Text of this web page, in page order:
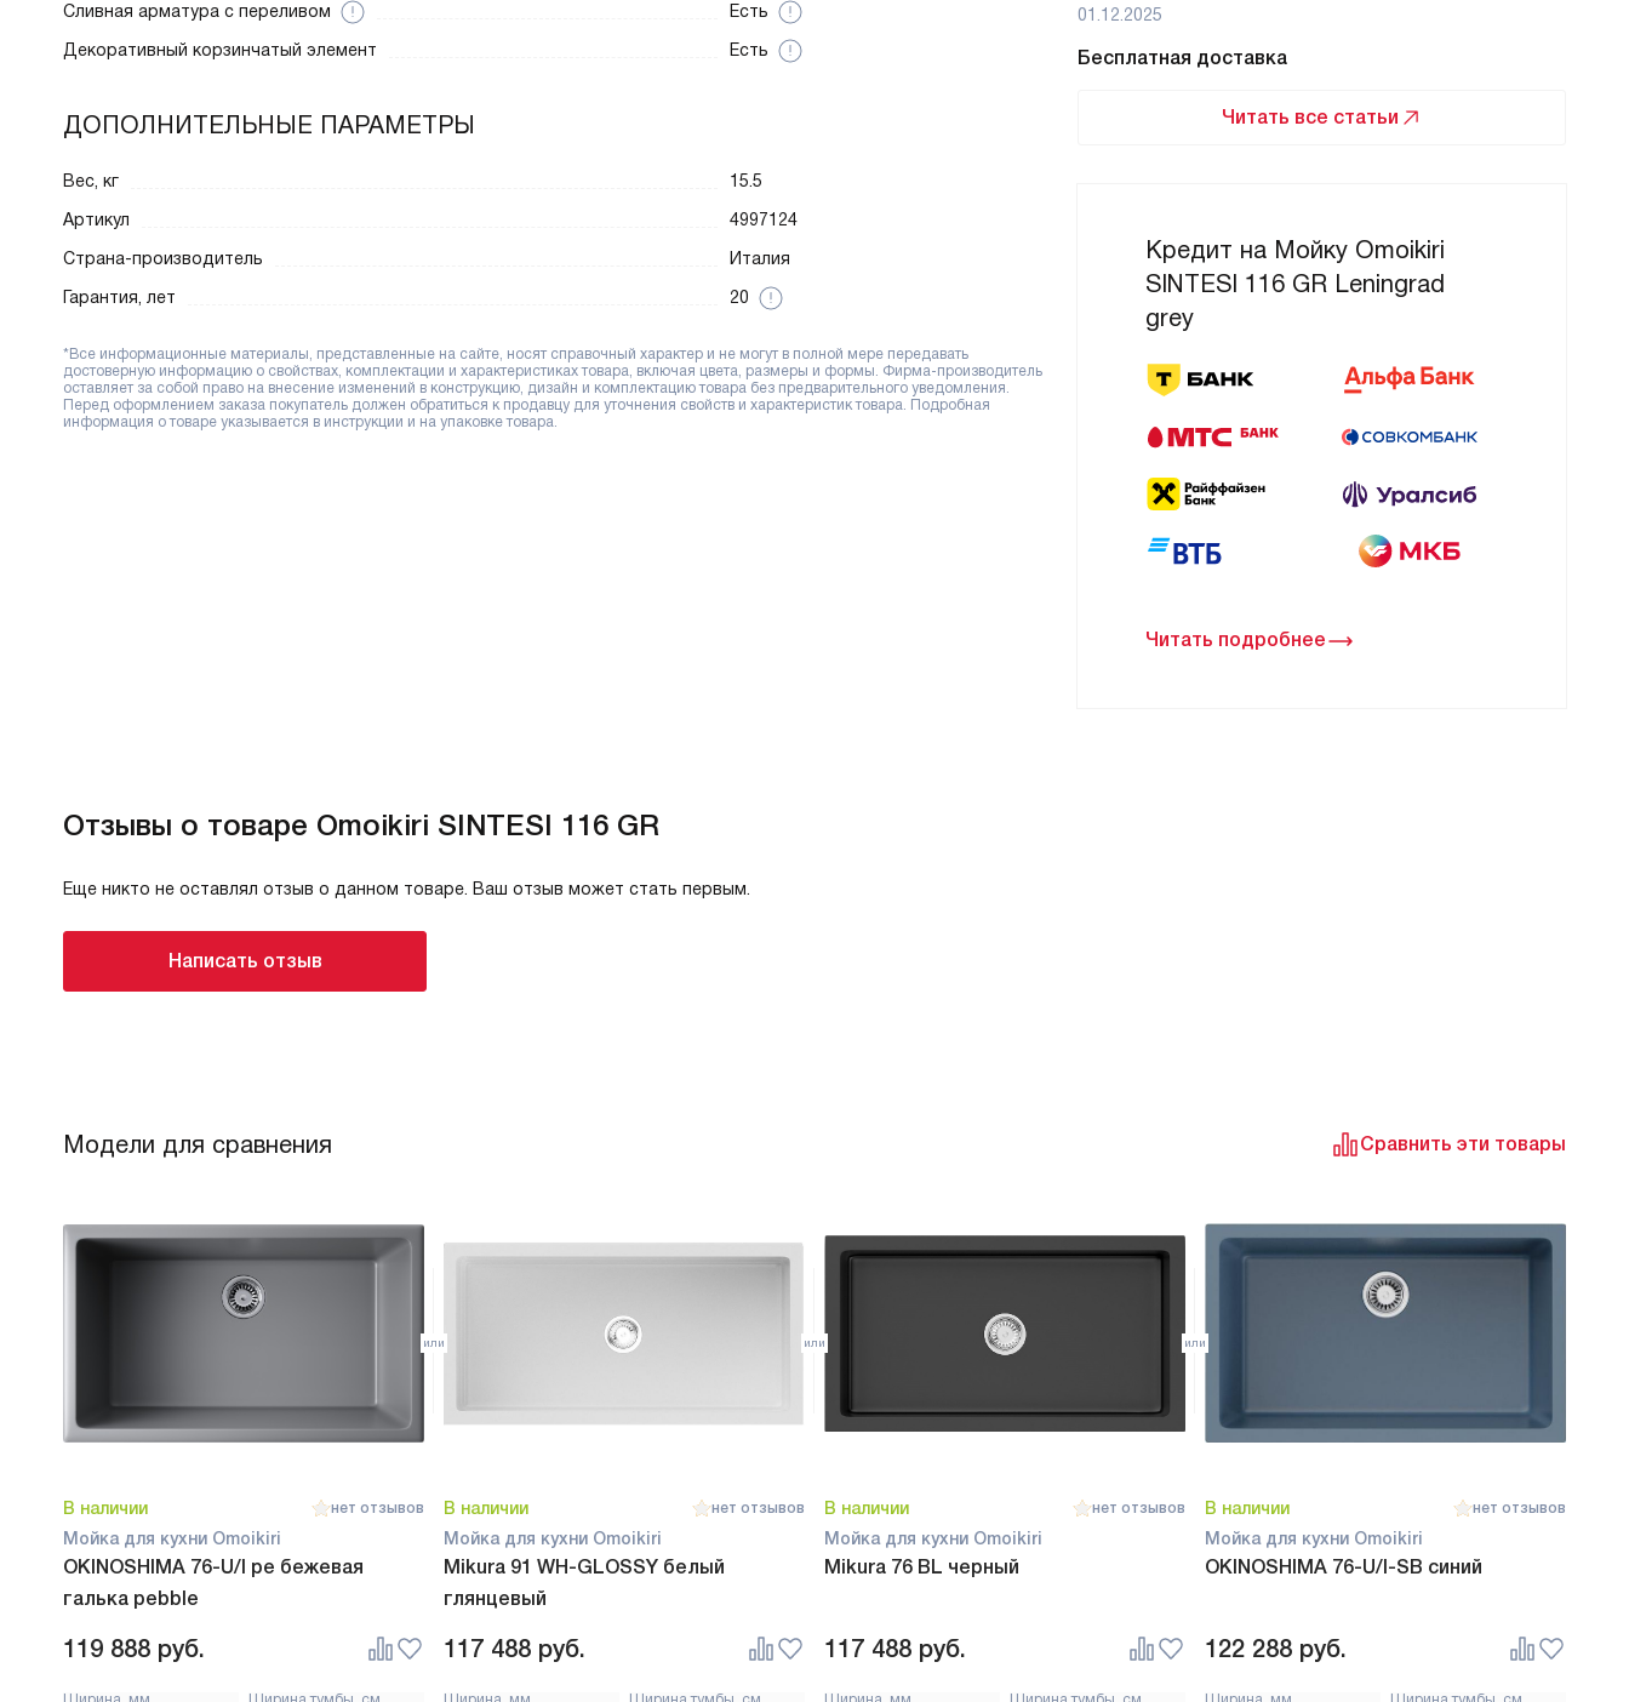
01.12.2025
Бесплатная доставка
Читать все статьи
Кредит на Мойку Omoikiri
SINTESI 116 GR Leningrad
grey
Читать подробнее
Cливная арматура с переливом
Есть
Декоративный корзинчатый элемент
Есть
ДОПОЛНИТЕЛЬНЫЕ ПАРАМЕТРЫ
Вес, кг
15.5
Артикул
4997124
Страна-производитель
Италия
Гарантия, лет
20
*Все информационные материалы, представленные на сайте, носят справочный характер и не могут в полной мере передавать
достоверную информацию о свойствах, комплектации и характеристиках товара, включая цвета, размеры и формы. Фирма-производитель
оставляет за собой право на внесение изменений в конструкцию, дизайн и комплектацию товара без предварительного уведомления.
Перед оформлением заказа покупатель должен обратиться к продавцу для уточнения свойств и характеристик товара. Подробная
информация о товаре указывается в инструкции и на упаковке товара.
Отзывы о товаре Omoikiri SINTESI 116 GR
Еще никто не оставлял отзыв о данном товаре. Ваш отзыв может стать первым.
Написать отзыв
Модели для сравнения Сравнить эти товары
В наличии нет отзывов
Мойка для кухни Omoikiri
OKINOSHIMA 76-U/I pe бежевая
галька pebble
119 888 руб.
В наличии нет отзывов
Мойка для кухни Omoikiri
Mikura 91 WH-GLOSSY белый
глянцевый
117 488 руб.
В наличии нет отзывов
Мойка для кухни Omoikiri
Mikura 76 BL черный
117 488 руб.
В наличии нет отзывов
Мойка для кухни Omoikiri
OKINOSHIMA 76-U/I-SB синий
122 288 руб.